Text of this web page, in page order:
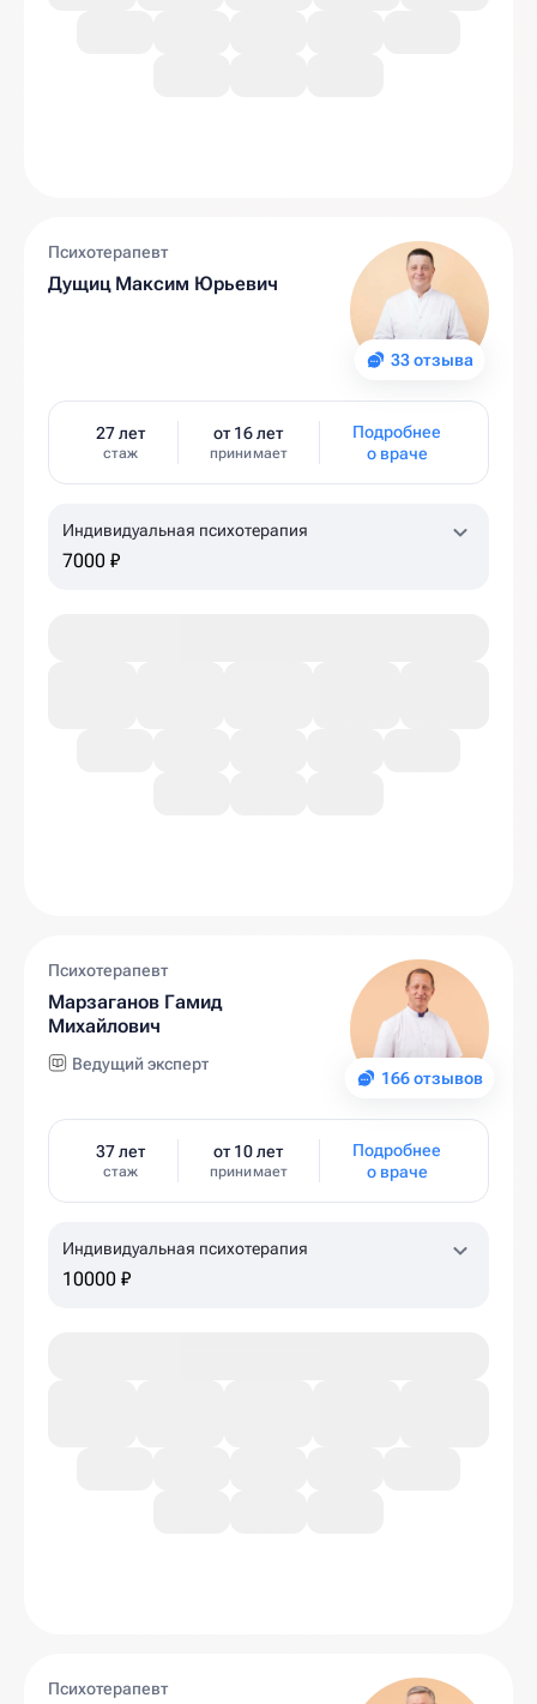
33 отзыва
Психотерапевт
Дущиц Максим Юрьевич
27 лет
стаж
от 16 лет
принимает
Подробнее
о враче
Индивидуальная психотерапия
7000 ₽
166 отзывов
Психотерапевт
Марзаганов Гамид
Михайлович
Ведущий эксперт
37 лет
стаж
от 10 лет
принимает
Подробнее
о враче
Индивидуальная психотерапия
10000 ₽
Психотерапевт